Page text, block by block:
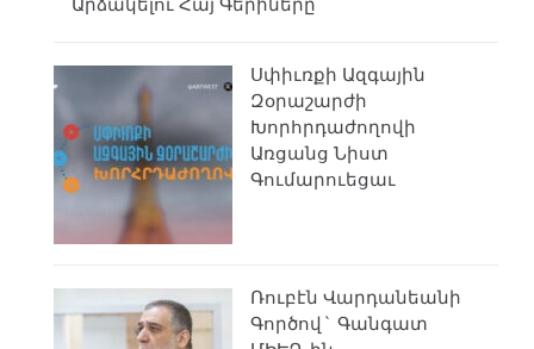
Արձակելու Հայ Գերիները
Սփիւռքի Ազգային
Զօրաշարժի
Խորհրդաժողովի
Առցանց Նիստ
Գումարուեցաւ
Ռուբէն Վարդանեանի
Գործով` Գանգատ